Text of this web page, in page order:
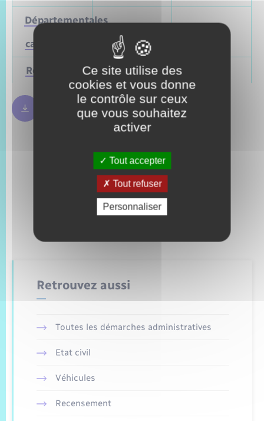
Départementales
cantonales)
Juin 2021
Régionales Mars 2028
Règles bulletin de vote 250.09 Ko
Retrouvez aussi
Toutes les démarches administratives
Etat civil
Véhicules
Recensement
Ce site utilise des
cookies et vous donne
le contrôle sur ceux
que vous souhaitez
activer
Tout accepter
Tout refuser
Personnaliser